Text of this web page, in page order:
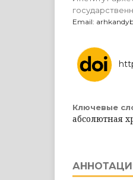
Email:
Ключевые
абсолютная